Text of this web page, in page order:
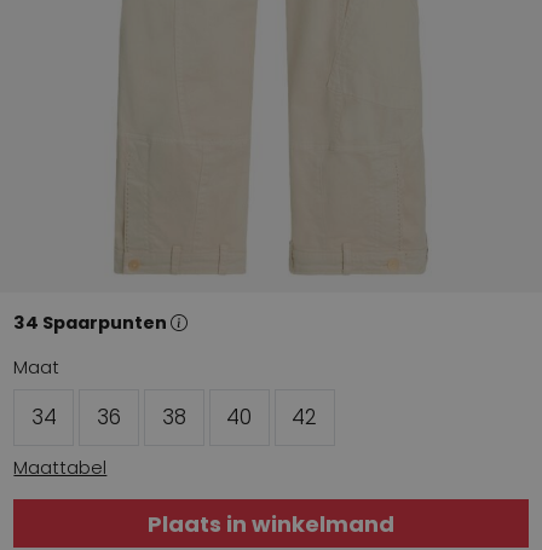
34 Spaarpunten
Maat
34 36 38 40 42
Maattabel
Plaats in winkelmand